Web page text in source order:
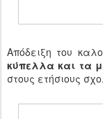
Απόδειξη του
κύπελλα και τα
στους ετήσιους